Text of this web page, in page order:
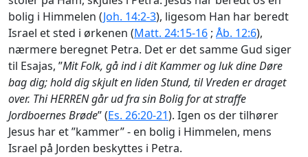
bolig i Himmelen (Joh. 14:2-3), ligesom Han har beredt
Israel et sted i ørkenen (Matt. 24:15-16; Åb. 12:6),
nærmere beregnet Petra. Det er det samme Gud siger
til Esajas, ”Mit Folk, gå ind i dit Kammer og luk dine Døre
bag dig; hold dig skjult en liden Stund, til Vreden er draget
over. Thi HERREN går ud fra sin Bolig for at straffe
Jordboernes Brøde” (Es. 26:20-21). Igen os der tilhører
Jesus har et ”kammer” - en bolig i Himmelen, mens
Israel på Jorden beskyttes i Petra.